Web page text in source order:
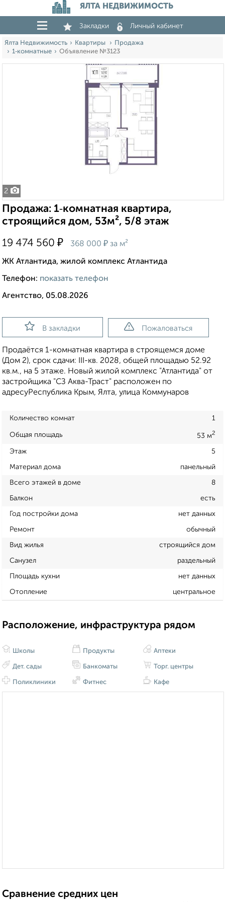
ЯЛТА НЕДВИЖИМОСТЬ
Закладки Личный кабинет
Ялта Недвижимость Квартиры
Продажа
1‑комнатные
Объявление №3123
2
Продажа: 1‑комнатная квартира,
строящийся дом, 53м², 5/8 этаж
19 474 560 ₽ 368 000 ₽ за м²
ЖК Атлантида, жилой комплекс Атлантида
Телефон: показать телефон
Агентство, 05.08.2026
В закладки Пожаловаться
Продаётся 1-комнатная квартира в строящемся доме
(Дом 2), срок сдачи: III-кв. 2028, общей площадью 52.92
кв.м., на 5 этаже. Новый жилой комплекс "Атлантида" от
застройщика "СЗ Аква-Траст" расположен по
адресуРеспублика Крым, Ялта, улица Коммунаров
Количество комнат 1
Общая площадь 53 м2
Этаж 5
Материал дома панельный
Всего этажей в доме 8
Балкон есть
Год постройки дома нет данных
Ремонт обычный
Вид жилья строящийся дом
Санузел раздельный
Площадь кухни нет данных
Отопление центральное
Расположение, инфраструктура рядом
Школы
Дет. сады
Поликлиники
Продукты
Банкоматы
Фитнес
Аптеки
Торг. центры
Кафе
Сравнение средних цен